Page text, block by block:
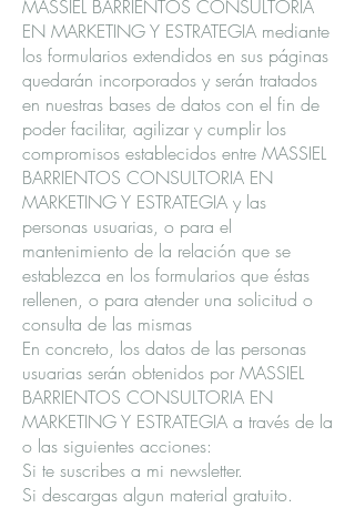
MASSIEL BARRIENTOS CONSULTORIA
EN MARKETING Y ESTRATEGIA mediante
los formularios extendidos en sus páginas
quedarán incorporados y serán tratados
en nuestras bases de datos con el fin de
poder facilitar, agilizar y cumplir los
compromisos establecidos entre MASSIEL
BARRIENTOS CONSULTORIA EN
MARKETING Y ESTRATEGIA y las
personas usuarias, o para el
mantenimiento de la relación que se
establezca en los formularios que éstas
rellenen, o para atender una solicitud o
consulta de las mismas
En concreto, los datos de las personas
usuarias serán obtenidos por MASSIEL
BARRIENTOS CONSULTORIA EN
MARKETING Y ESTRATEGIA a través de la
o las siguientes acciones:
Si te suscribes a mi newsletter.
Si descargas algun material gratuito.